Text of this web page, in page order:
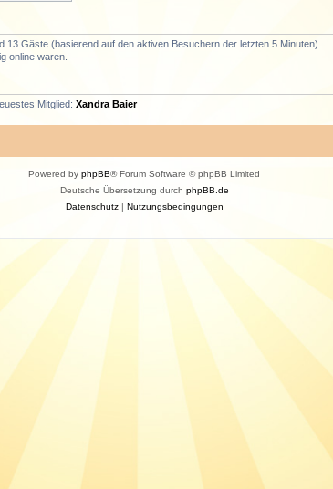
Gäste (basierend auf den aktiven Besuchern der letzten 5 Minuten)
online waren.
Mitglied: Xandra Baier
Powered by phpBB® Forum Software © phpBB Limited
Deutsche Übersetzung durch phpBB.de
Datenschutz| Nutzungsbedingungen